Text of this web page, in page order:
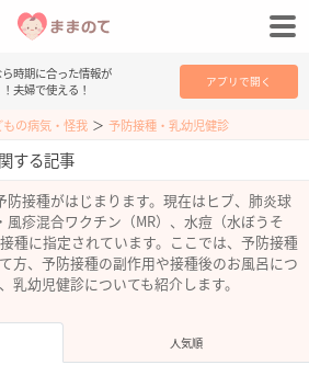
時期に合った情報が
夫婦で使える！
アプリで開く
もの病気・怪我 ＞ 予防接種・乳幼児健診
する記事
接種がはじまります。現在はヒブ、肺炎球
風疹混合ワクチン（MR）、水痘（水ぼうそ
種に指定されています。ここでは、予防接種
方、予防接種の副作用や接種後のお風呂につ
乳幼児健診についても紹介します。
人気順